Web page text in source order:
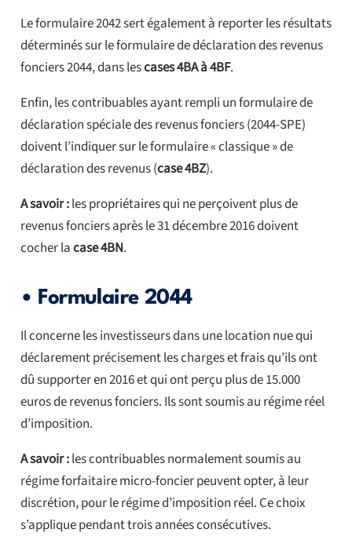
Le formulaire 2042 sert également à reporter les résultats
déterminés sur le formulaire de déclaration des revenus
fonciers 2044, dans lescases 4BA à 4BF.
Enfin, les contribuables ayant rempli un formulaire de
déclaration spéciale des revenus fonciers (2044-SPE)
doivent l’indiquer sur le formulaire « classique » de
déclaration des revenus (case 4BZ).
A savoir :les propriétaires qui ne perçoivent plus de
revenus fonciers après le 31 décembre 2016 doivent
cocher lacase 4BN.
• Formulaire 2044
Il concerne les investisseurs dans une location nue qui
déclarement précisement les charges et frais qu’ils ont
dû supporter en 2016 et qui ont perçu plus de 15.000
euros de revenus fonciers. Ils sont soumis au régime réel
d’imposition.
A savoir :les contribuables normalement soumis au
régime forfaitaire micro-foncier peuvent opter, à leur
discrétion, pour le régime d’imposition réel. Ce choix
s’applique pendant trois années consécutives.